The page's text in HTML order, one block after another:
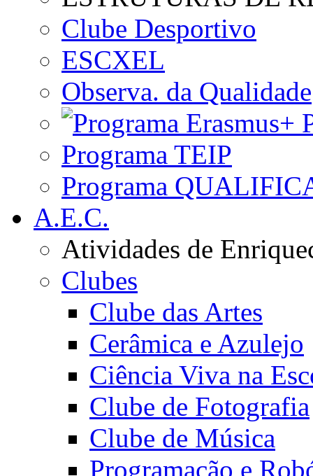
Clube Desportivo
ESCXEL
Observa. da Qualidade
Programa TEIP
Programa
A.E.C.
Atividades de
Clubes
Clube das Artes
Cerâmica e Azulejo
Ciência Viva na
Clube de Fotografia
Clube de Música
Programação e